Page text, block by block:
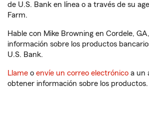
de U.S. Bank en línea o a través de su
Farm.
Hable con Mike Browning en Cordele,
información sobre los productos
U.S. Bank.
Llame o envíe un correo electrónico a un
obtener información sobre los productos.